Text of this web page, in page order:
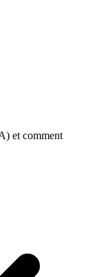
et comment